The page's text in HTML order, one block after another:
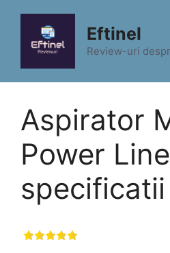
conținut
Eftinel
Review-uri
Aspirator
Power